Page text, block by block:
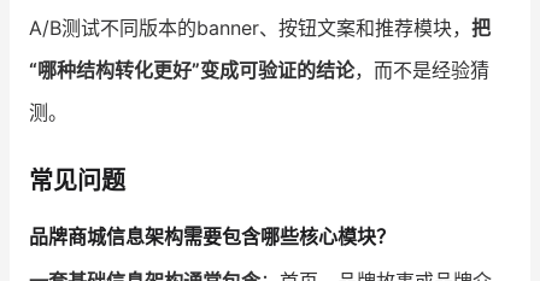
A/B测试不同版本的banner、按钮文案和推荐模块， 把
“哪种结构转化更好”变成可验证的结论，而不是经验猜
测。
常见问题
品牌商城信息架构需要包含哪些核心模块？